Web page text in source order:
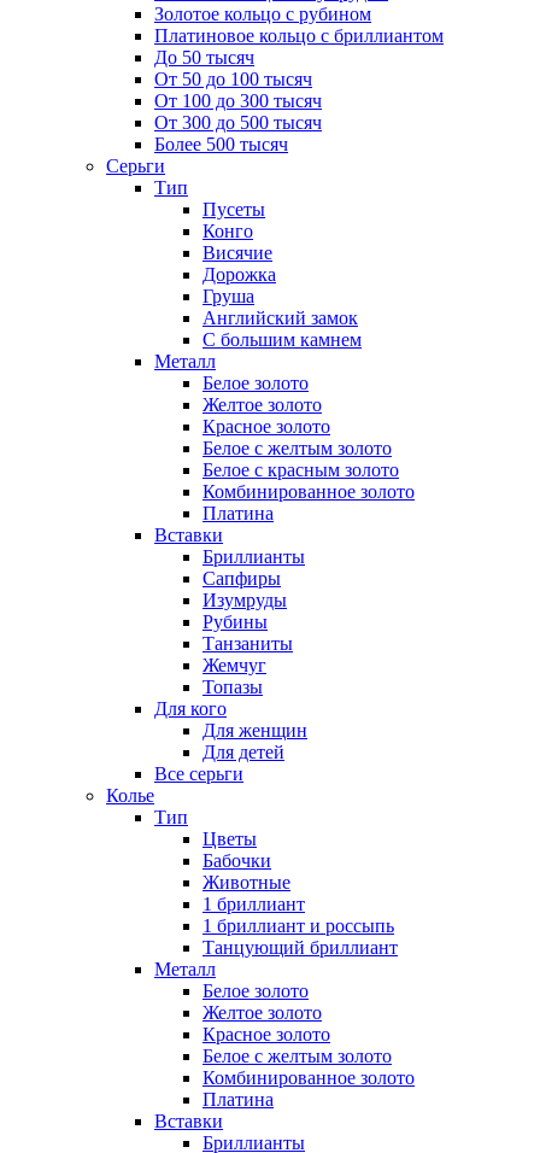
Золотое кольцо с рубином
Платиновое кольцо с бриллиантом
До 50 тысяч
От 50 до 100 тысяч
От 100 до 300 тысяч
От 300 до 500 тысяч
Более 500 тысяч
Серьги
Тип
Пусеты
Конго
Висячие
Дорожка
Груша
Английский замок
С большим камнем
Металл
Белое золото
Желтое золото
Красное золото
Белое с желтым золото
Белое с красным золото
Комбинированное золото
Платина
Вставки
Бриллианты
Сапфиры
Изумруды
Рубины
Танзаниты
Жемчуг
Топазы
Для кого
Для женщин
Для детей
Все серьги
Колье
Тип
Цветы
Бабочки
Животные
1 бриллиант
1 бриллиант и россыпь
Танцующий бриллиант
Металл
Белое золото
Желтое золото
Красное золото
Белое с желтым золото
Комбинированное золото
Платина
Вставки
Бриллианты